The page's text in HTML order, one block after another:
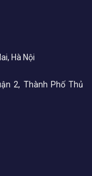
Hà Nội
2, Thành Phố Thủ